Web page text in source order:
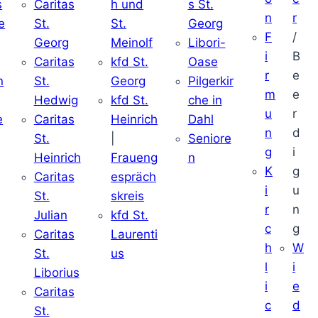
Caritas
St.
Georg
Caritas
St.
Hedwig
Caritas
St.
Heinrich
Caritas
St.
Julian
Caritas
St.
Liborius
Caritas
St.
h und
St.
Meinolf
kfd St.
Georg
kfd St.
Heinrich
Fraueng
espräch
skreis
kfd St.
Laurenti
us
s St.
Georg
Libori-
Oase
Pilgerkir
che in
Dahl
Seniore
n
n
F
i
r
m
u
n
g
K
i
r
c
h
l
i
c
r
/
B
e
e
r
d
i
g
u
n
g
W
i
e
d